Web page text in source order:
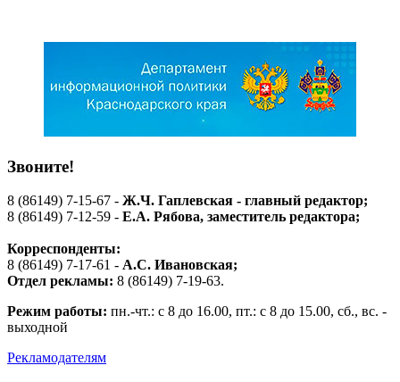
Звоните!
8 (86149) 7-15-67 - Ж.Ч. Гаплевская - главный редактор;
8 (86149) 7-12-59 - Е.А. Рябова, заместитель редактора;
Корреспонденты:
8 (86149) 7-17-61 - А.С. Ивановская;
Отдел рекламы: 8 (86149) 7-19-63.
Режим работы: пн.-чт.: с 8 до 16.00, пт.: с 8 до 15.00, сб., вс. -
выходной
Рекламодателям